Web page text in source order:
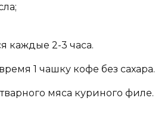
каждые 2-3 часа.
1 чашку кофе без сахара.
мяса куриного филе.